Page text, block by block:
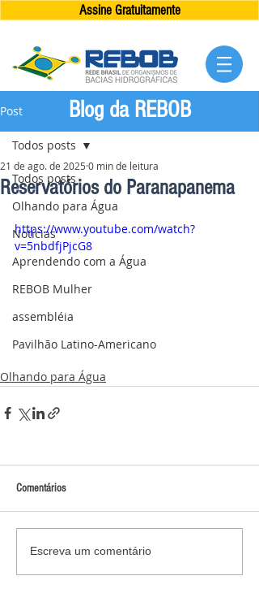
Assine Gratuitamente
Post
Todos posts
Olhando para Água
Notícias
Aprendendo com a Água
REBOB Mulher
assembléia
Pavilhão Latino-Americano
Todos posts
Reservatórios do Paranapanema
21 de ago. de 2025 0 min de leitura
https://www.youtube.com/watch?
v=5nbdfjPjcG8
Olhando para Água
Comentários
Escreva um comentário
Blog da REBOB